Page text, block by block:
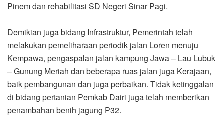
Pinem dan rehabilitasi SD Negeri Sinar Pagi.
Demikian juga bidang Infrastruktur, Pemerintah telah
melakukan pemeliharaan periodik jalan Loren menuju
Kempawa, pengaspalan jalan kampung Jawa – Lau Lubuk
– Gunung Meriah dan beberapa ruas jalan juga Kerajaan,
baik pembangunan dan juga perbaikan. Tidak ketinggalan
di bidang pertanian Pemkab Dairi juga telah memberikan
penambahan benih jagung P32.